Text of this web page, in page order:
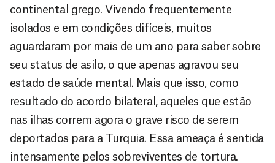
continental grego. Vivendo frequentemente
isolados e em condições difíceis, muitos
aguardaram por mais de um ano para saber sobre
seu status de asilo, o que apenas agravou seu
estado de saúde mental. Mais que isso, como
resultado do acordo bilateral, aqueles que estão
nas ilhas correm agora o grave risco de serem
deportados para a Turquia. Essa ameaça é sentida
intensamente pelos sobreviventes de tortura.